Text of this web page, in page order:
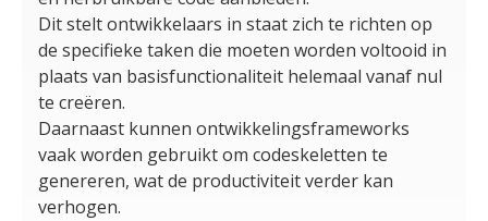
Dit stelt ontwikkelaars in staat zich te richten op
de specifieke taken die moeten worden voltooid in
plaats van basisfunctionaliteit helemaal vanaf nul
te creëren.
Daarnaast kunnen ontwikkelingsframeworks
vaak worden gebruikt om codeskeletten te
genereren, wat de productiviteit verder kan
verhogen.